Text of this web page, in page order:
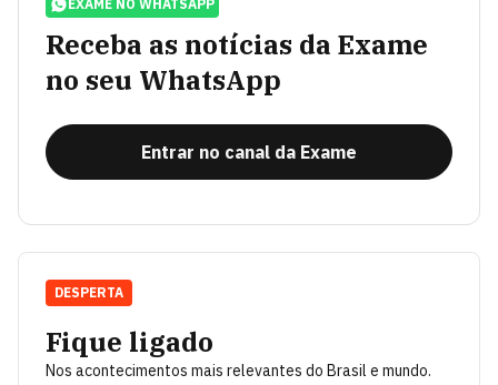
EXAME NO WHATSAPP
Receba as notícias da Exame
no seu WhatsApp
Entrar no canal da Exame
Fique ligado
Nos acontecimentos mais relevantes do Brasil e mundo.
DESPERTA